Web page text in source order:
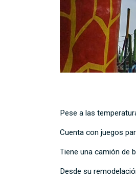
Pese a las
Cuenta con juegos
Tiene una camión de
Desde su